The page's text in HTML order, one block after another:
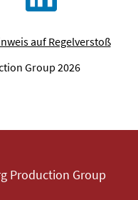
auf Regelverstoß
Group 2026
Production Group